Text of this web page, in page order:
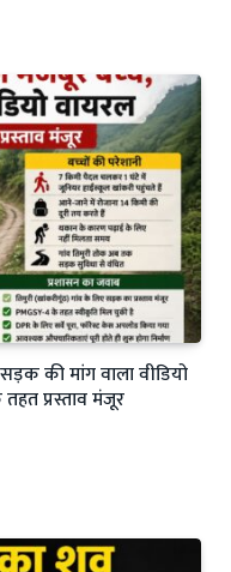
की मांग वाला वीडियो
प्रस्ताव मंजूर